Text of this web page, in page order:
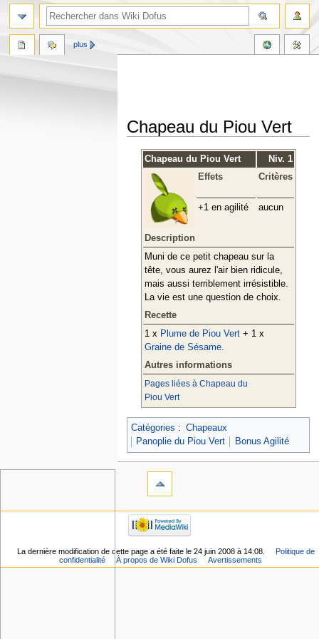
Chapeau du Piou Vert
navigation
recherche
Chapeau du Piou Vert
Niv. 1
Effets
Critères
+1 en agilité aucun
Description
Muni de ce petit chapeau sur la
tête, vous aurez l'air bien ridicule,
mais aussi terriblement irrésistible.
La vie est une question de choix.
Recette
1 x Plume de Piou Vert+ 1 x
Graine de Sésame.
Autres informations
Pages liées à Chapeau du
Piou Vert
Catégories : Chapeaux
Panoplie du Piou Vert
Bonus Agilité
plus
La dernière modification de cette page a été faite le 24 juin 2008 à 14:08.
Politique de
confidentialité
À propos de Wiki Dofus Avertissements